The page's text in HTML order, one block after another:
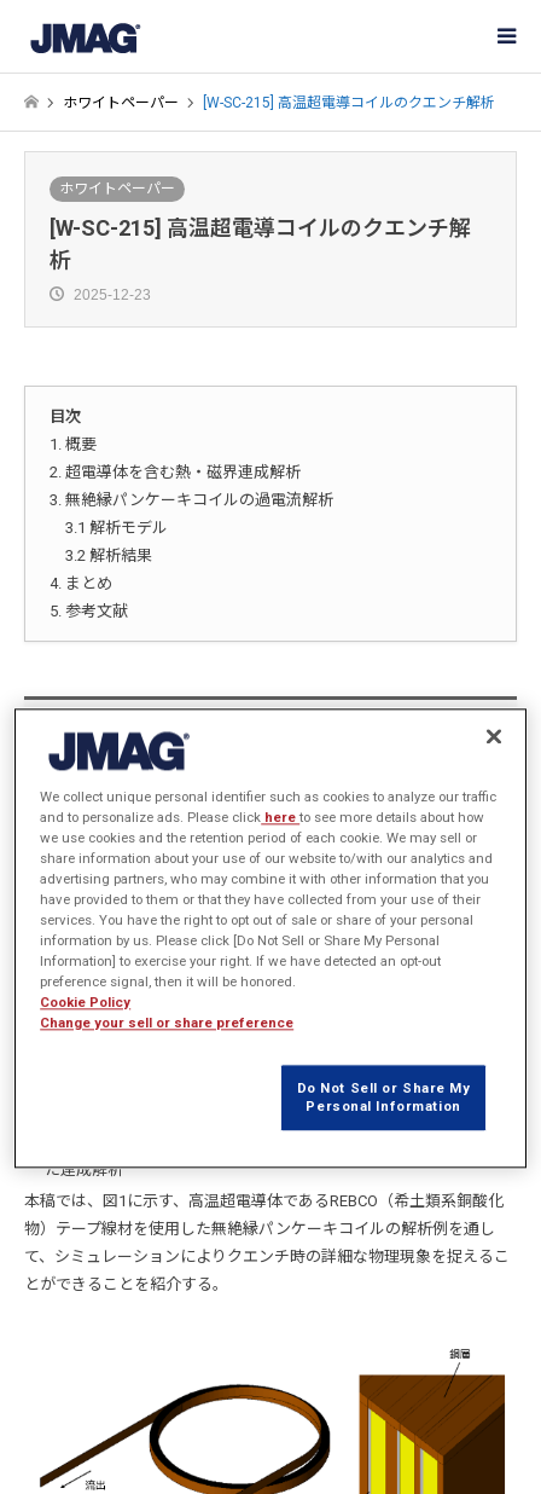
ホワイトペーパー [W-SC-215] 高温超電導コイルのクエンチ解析
ホワイトペーパー
[W-SC-215] 高温超電導コイルのクエンチ解
析
2025-12-23
目次
1. 概要
2. 超電導体を含む熱・磁界連成解析
3. 無絶縁パンケーキコイルの過電流解析
3.1 解析モデル
3.2 解析結果
4. まとめ
5. 参考文献
1. 概要
超電導機器の運用における主要な課題の一つとして、クエンチの発生
が挙げられる。シミュレーションによるクエンチ挙動の正確な予測
は、超電導システムを安全性確保と信頼性向上において重要である。
クエンチ現象は、コイルの局所的な超電導状態の崩壊による常電導転
移から始まり、この常電導領域におけるジュール熱の急激な発生と伝
播が特徴である。超電導状態の崩壊は、温度上昇、電流密度集中、ま
たは磁束密度集中により、超電導の臨界条件を超えた際に発生する。
クエンチ現象を精密に解析するためには、以下の要素が必要である。
超電導体特有の遮蔽電流を適切に表現できる精緻な電磁界モデル
温度・電流密度・磁束密度に依存する非線形な超電導材料モデリン
ジュール熱の発生と熱拡散、および電磁界と熱の相互作用を考慮し
た連成解析
本稿では、図1に示す、高温超電導体であるREBCO（希土類系銅酸化
物）テープ線材を使用した無絶縁パンケーキコイルの解析例を通し
て、シミュレーションによりクエンチ時の詳細な物理現象を捉えるこ
とができることを紹介する。
We collect unique personal identifier such as cookies to analyze our traffic
and to personalize ads. Please click hereto see more details about how
we use cookies and the retention period of each cookie. We may sell or
share information about your use of our website to/with our analytics and
advertising partners, who may combine it with other information that you
have provided to them or that they have collected from your use of their
services. You have the right to opt out of sale or share of your personal
information by us. Please click [Do Not Sell or Share My Personal
Information] to exercise your right. If we have detected an opt-out
preference signal, then it will be honored.
Cookie Policy
Change your sell or share preference
Do Not Sell or Share My
Personal Information